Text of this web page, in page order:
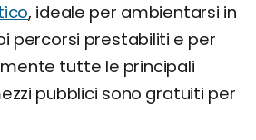
, ideale per ambientarsi in
percorsi prestabiliti e per
tutte le principali
pubblici sono gratuiti per